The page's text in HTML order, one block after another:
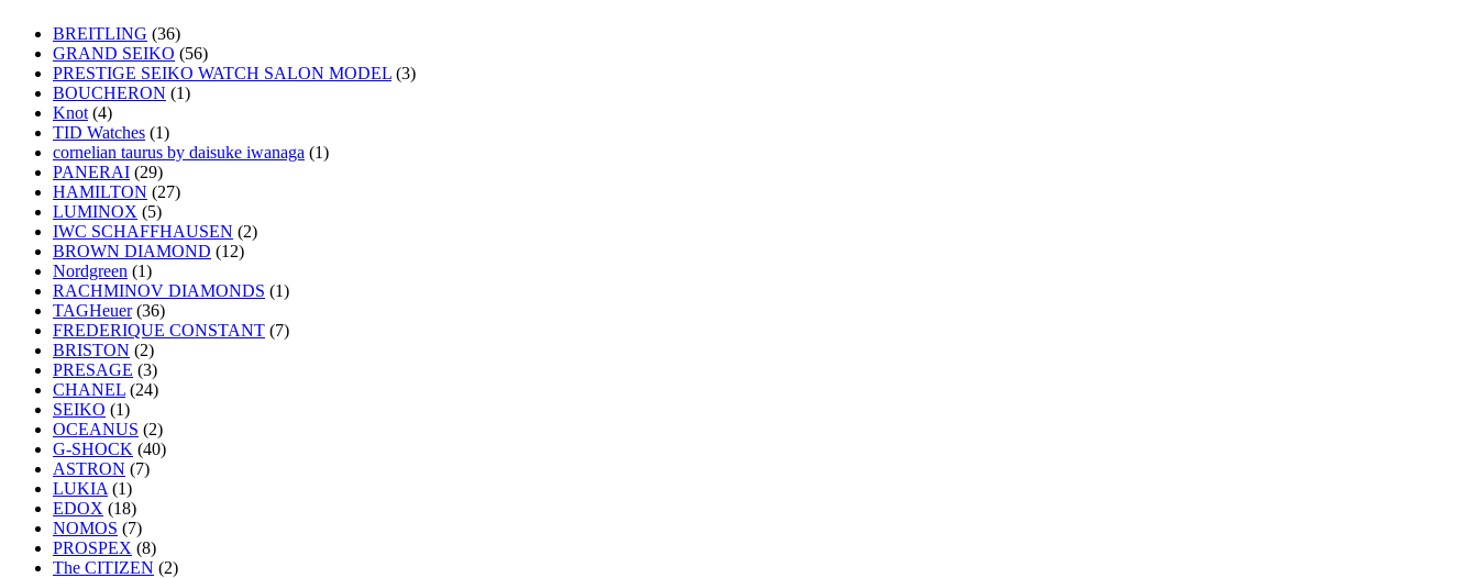
BREITLING (36)
GRAND SEIKO (56)
PRESTIGE SEIKO WATCH SALON MODEL (3)
BOUCHERON (1)
Knot (4)
TID Watches (1)
cornelian taurus by daisuke iwanaga (1)
PANERAI (29)
HAMILTON (27)
LUMINOX (5)
IWC SCHAFFHAUSEN (2)
BROWN DIAMOND (12)
Nordgreen (1)
RACHMINOV DIAMONDS (1)
TAGHeuer(36)
FREDERIQUE CONSTANT (7)
BRISTON (2)
PRESAGE (3)
CHANEL (24)
SEIKO (1)
OCEANUS (2)
G-SHOCK (40)
ASTRON (7)
LUKIA (1)
EDOX (18)
NOMOS (7)
PROSPEX (8)
The CITIZEN (2)